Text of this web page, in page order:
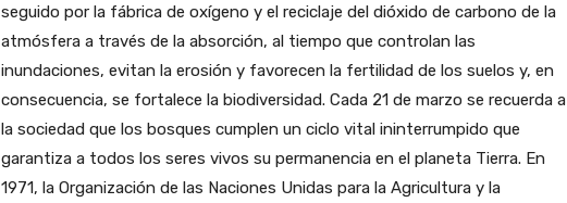
seguido por la fábrica de oxígeno y el reciclaje del dióxido de carbono de la
atmósfera a través de la absorción, al tiempo que controlan las
inundaciones, evitan la erosión y favorecen la fertilidad de los suelos y, en
consecuencia, se fortalece la biodiversidad. Cada 21 de marzo se recuerda a
la sociedad que los bosques cumplen un ciclo vital ininterrumpido que
garantiza a todos los seres vivos su permanencia en el planeta Tierra. En
1971, la Organización de las Naciones Unidas para la Agricultura y la